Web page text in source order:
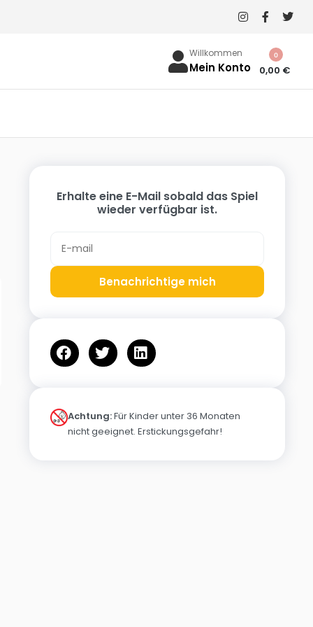
Willkommen
Mein Konto 0,00 €
0
Erhalte eine E-Mail sobald das Spiel
wieder verfügbar ist.
Benachrichtige mich
Achtung:Für Kinder unter 36 Monaten
nicht geeignet. Erstickungsgefahr!